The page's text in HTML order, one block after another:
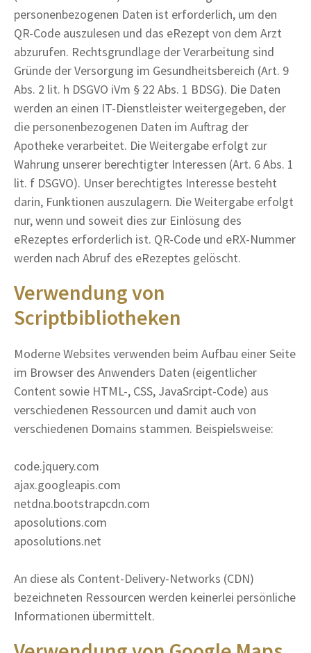
personenbezogenen Daten ist erforderlich, um den
QR-Code auszulesen und das eRezept von dem Arzt
abzurufen. Rechtsgrundlage der Verarbeitung sind
Gründe der Versorgung im Gesundheitsbereich (Art. 9
Abs. 2 lit. h DSGVO iVm § 22 Abs. 1 BDSG). Die Daten
werden an einen IT-Dienstleister weitergegeben, der
die personenbezogenen Daten im Auftrag der
Apotheke verarbeitet. Die Weitergabe erfolgt zur
Wahrung unserer berechtigter Interessen (Art. 6 Abs. 1
lit. f DSGVO). Unser berechtigtes Interesse besteht
darin, Funktionen auszulagern. Die Weitergabe erfolgt
nur, wenn und soweit dies zur Einlösung des
eRezeptes erforderlich ist. QR-Code und eRX-Nummer
werden nach Abruf des eRezeptes gelöscht.
Verwendung von
Scriptbibliotheken
Moderne Websites verwenden beim Aufbau einer Seite
im Browser des Anwenders Daten (eigentlicher
Content sowie HTML-, CSS, JavaSrcipt-Code) aus
verschiedenen Ressourcen und damit auch von
verschiedenen Domains stammen. Beispielsweise:
code.jquery.com
ajax.googleapis.com
netdna.bootstrapcdn.com
aposolutions.com
aposolutions.net
An diese als Content-Delivery-Networks (CDN)
bezeichneten Ressourcen werden keinerlei persönliche
Informationen übermittelt.